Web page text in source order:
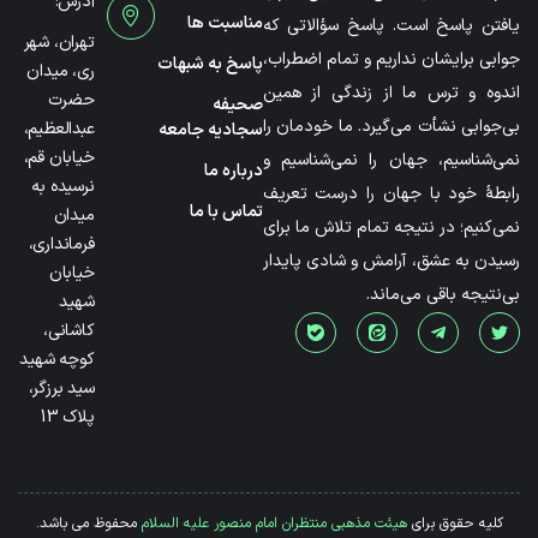
یافتن پاسخ است. پاسخ سؤالاتی که
جوابی برایشان نداریم و تمام اضطراب،
اندوه و ترس ما از زندگی از همین
بی‌جوابی نشأت می‌گیرد. ما خودمان را
نمی‌شناسیم، جهان را نمی‌شناسیم و
رابطۀ خود با جهان را درست تعریف
نمی‌کنیم؛ در نتیجه تمام تلاش ما برای
رسیدن به عشق، آرامش و شادی پایدار
بی‌نتیجه باقی می‌ماند.
مناسبت ها
پاسخ به شبهات
صحیفه
سجادیه جامعه
درباره ما
تماس با ما
تهران، شهر
ری، میدان
حضرت
عبدالعظیم،
خیابان قم،
نرسیده به
میدان
فرمانداری،
خیابان
شهید
کاشانی،
کوچه شهید
سید برزگر،
پلاک 13
کلیه حقوق برایهیئت مذهبی منتظران امام منصور علیه السلاممحفوظ می باشد.